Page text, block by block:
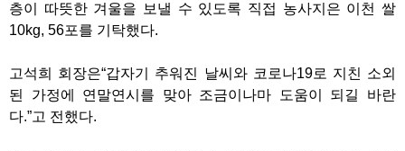
층이 따뜻한 겨울을 보낼 수 있도록 직접 농사지은 이천 쌀
10kg, 56포를 기탁했다.
고석희 회장은“갑자기 추워진 날씨와 코로나19로 지친 소외
된 가정에 연말연시를 맞아 조금이나마 도움이 되길 바란
다.”고 전했다.